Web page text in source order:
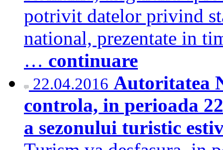
potrivit datelor privind
national, prezentate in
… continuare
22.04.2016 Autoritatea
controla, in perioada
a sezonului turistic